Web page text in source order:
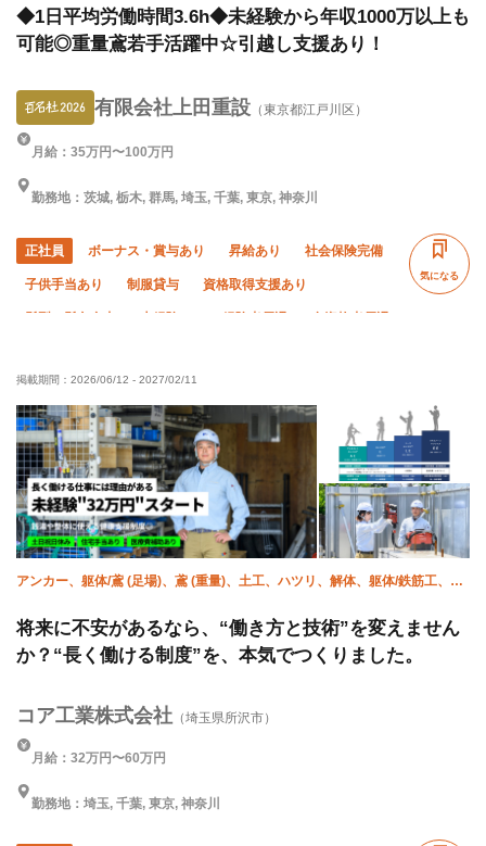
◆1日平均労働時間3.6h◆未経験から年収1000万以上も
可能◎重量鳶若手活躍中☆引越し支援あり！
有限会社上田重設 （東京都江戸川区）
月給：35万円〜100万円
勤務地：茨城, 栃木, 群馬, 埼玉, 千葉, 東京, 神奈川
正社員 ボーナス・賞与あり 昇給あり 社会保険完備
子供手当あり 制服貸与 資格取得支援あり
車・バイク通勤OK 転勤なし
気になる
掲載期間： 2026/06/12 - 2027/02/11
アンカー、躯体/鳶 (足場)、鳶 (重量)、土工、ハツリ、解体、躯体/鉄筋工、躯
将来に不安があるなら、“働き方と技術”を変えません
か？“長く働ける制度”を、本気でつくりました。
コア工業株式会社 （埼玉県所沢市）
月給：32万円〜60万円
勤務地：埼玉, 千葉, 東京, 神奈川